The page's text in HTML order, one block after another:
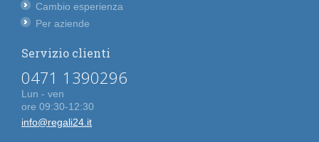
Cambio esperienza
Per aziende
Servizio clienti
0471 1390296
Lun - ven
ore 09:30-12:30
info@regali24.it